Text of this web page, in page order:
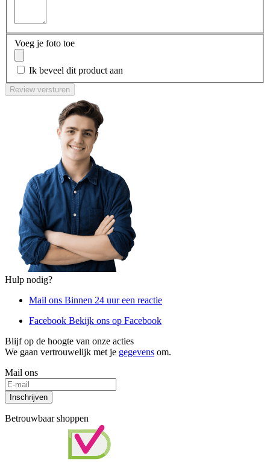
Voeg je foto toe
Ik beveel dit product aan
Review versturen
Hulp nodig?
Mail ons Binnen 24 uur een reactie
Facebook Bekijk ons op Facebook
Blijf op de hoogte van onze acties
We gaan vertrouwelijk met je gegevens om.
Mail ons
Inschrijven
Betrouwbaar shoppen